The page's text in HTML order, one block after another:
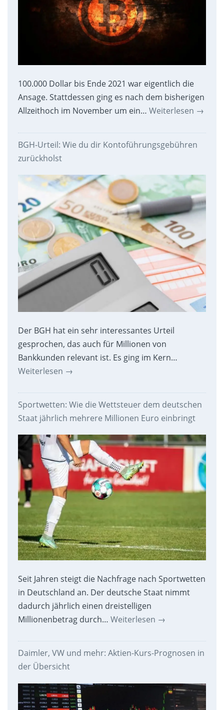
100.000 Dollar bis Ende 2021 war eigentlich die
Ansage. Stattdessen ging es nach dem bisherigen
Allzeithoch im November um ein… Weiterlesen →
BGH-Urteil: Wie du dir Kontoführungsgebühren
zurückholst
Der BGH hat ein sehr interessantes Urteil
gesprochen, das auch für Millionen von
Bankkunden relevant ist. Es ging im Kern…
Weiterlesen →
Sportwetten: Wie die Wettsteuer dem deutschen
Staat jährlich mehrere Millionen Euro einbringt
Seit Jahren steigt die Nachfrage nach Sportwetten
in Deutschland an. Der deutsche Staat nimmt
dadurch jährlich einen dreistelligen
Millionenbetrag durch… Weiterlesen →
Daimler, VW und mehr: Aktien-Kurs-Prognosen in
der Übersicht